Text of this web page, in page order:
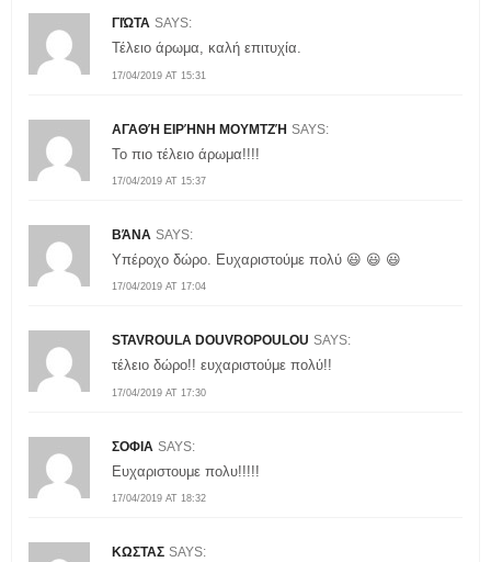
ΓΙΏΤΑ SAYS:
17/04/2019 AT 15:31
Τέλειο άρωμα, καλή επιτυχία.
ΑΓΑΘΉ ΕΙΡΉΝΗ ΜΟΥΜΤΖΉ SAYS:
17/04/2019 AT 15:37
Το πιο τέλειο άρωμα!!!!
ΒΆΝΑ SAYS:
17/04/2019 AT 17:04
Υπέροχο δώρο. Ευχαριστούμε πολύ 😃 😃 😃
STAVROULA DOUVROPOULOU SAYS:
17/04/2019 AT 17:30
τέλειο δώρο!! ευχαριστούμε πολύ!!
ΣΟΦΙΑ SAYS:
17/04/2019 AT 18:32
Ευχαριστουμε πολυ!!!!!
ΚΩΣΤΑΣ SAYS: